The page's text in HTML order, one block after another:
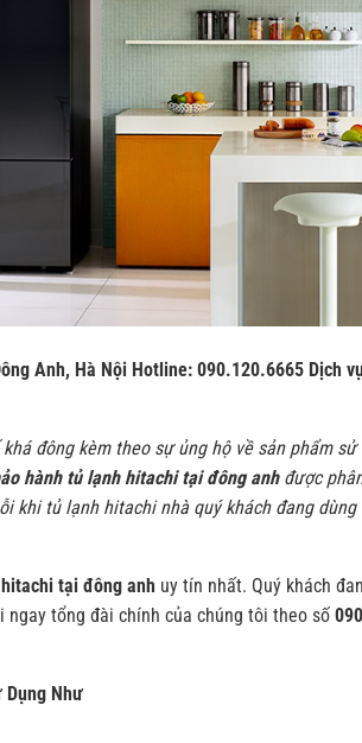
Anh, Hà Nội Hotline: 090.120.6665 Dịch
đông kèm theo sự ủng hộ về sản phẩm
hành tủ lạnh hitachi tại đông anhđược
khi tủ lạnh hitachi nhà quý khách đang
tại đông anh uy tín nhất. Quý khách
tổng đài chính của chúng tôi theo số
Dụng Như